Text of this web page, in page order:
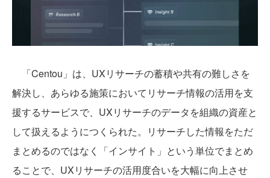
「Centou」は、UXリサーチの蓄積や共有の難しさを
解決し、あらゆる施策においてリサーチ情報の活用を支
援するサービスで、UXリサーチのデータを組織の資産と
して扱えるようにつくられた。リサーチした情報をただ
まとめるのではなく「インサイト」という単位でまとめ
ることで、UXリサーチの活用度合いを大幅に向上させ